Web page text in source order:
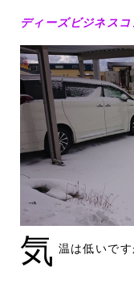
ディーズビジネス
気 温は低いです